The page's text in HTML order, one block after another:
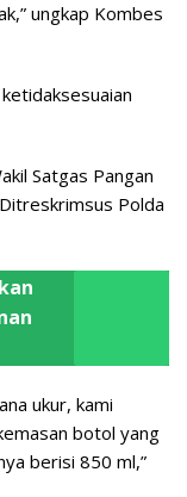
ungkap Kombes
Satgas Pangan
Polda
ukur, kami
botol yang
berisi 850 ml,”